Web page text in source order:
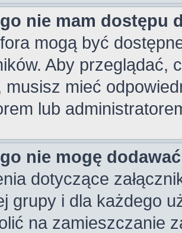
nie mam dostępu
mogą być
Aby przeglądać,
musisz mieć
lub
nie mogę
dotyczące
grupy i dla każdego
na zamieszczanie